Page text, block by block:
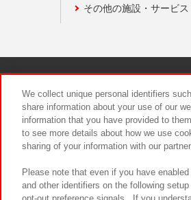
その他の施設・サービス
We collect unique personal identifiers
share information about your use of our
information that you have provided to
to see more details about how we use
sharing of your information with our
Please note that even if you have
and other identifiers on the following